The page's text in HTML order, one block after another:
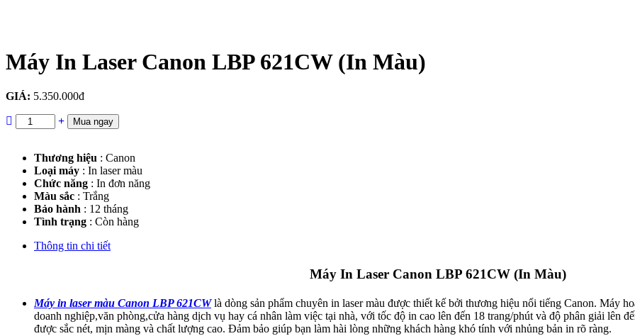
Máy In Laser Canon LBP 621CW (In Màu)
GIÁ: 5.350.000đ
Mua ngay
Thương hiệu : Canon
Loại máy : In laser màu
Chức năng : In đơn năng
Màu sắc : Trắng
Bảo hành : 12 tháng
Tình trạng : Còn hàng
Thông tin chi tiết
Máy In Laser Canon LBP 621CW (In Màu)
Máy in laser màu Canon LBP 621CW là dòng sản phẩm chuyên in laser màu được thiết kế bởi thương hiệu nổi tiếng Canon. Máy
doanh nghiệp,văn phòng,cửa hàng dịch vụ hay cá nhân làm việc tại nhà, với tốc độ in cao lên đến 18 trang/phút và độ phân giải lên
được sắc nét, mịn màng và chất lượng cao. Đảm bảo giúp bạn làm hài lòng những khách hàng khó tính với nhủng bản in rõ ràng.